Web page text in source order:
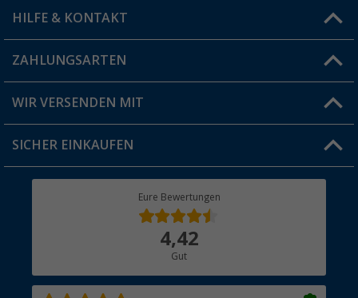
Vorteilskarte
Blog
Jobs & Karriere
HILFE & KONTAKT
FAQ & Kontakt
Versandinformationen
Rücksendung
ZAHLUNGSARTEN
WIR VERSENDEN MIT
SICHER EINKAUFEN
Eure Bewertungen
4,42
Gut